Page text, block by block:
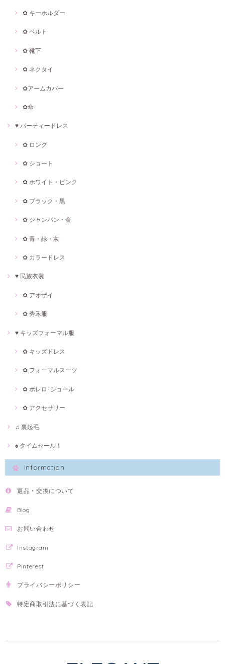
✿ キーホルダー
✿ ベルト
✿ 靴下
✿ ネクタイ
✿アームカバー
✿傘
♥ パーティードレス
✿ ロング
✿ ショート
✿ ホワイト・ピンク
✿ ブラック・黒
✿ シャンパン・金
✿ 青・緑・灰
✿ カラードレス
♥ 民族衣装
✿ アオザイ
✿ 秀禾服
♥ キッズフォーマル服
✿ キッズドレス
✿ フォーマルスーツ
✿ ボレロ･ショール
✿ アクセサリー
♫ 裏起毛
♠ タイムセール！
Information
返品・交換について
Blog
お問い合わせ
Instagram
Pinterest
プライバシーポリシー
特定商取引法に基づく表記